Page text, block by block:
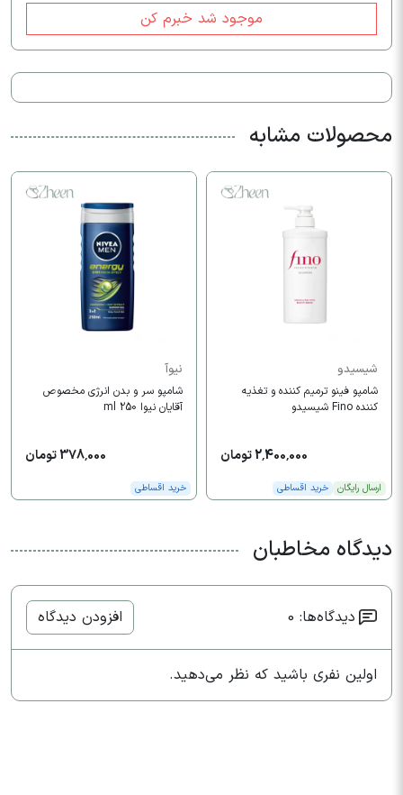
موجود شد خبرم کن
محصولات مشابه
شیسیدو
شامپو فینو ترمیم کننده و تغذیه
کننده Fino شیسیدو
2,400,000 تومان
ارسال رایگان خرید اقساطی
نیوآ
شامپو سر و بدن انرژی مخصوص
آقایان نیوا 250 ml
378,000 تومان
خرید اقساطی
دیدگاه مخاطبان
دیدگاه‌ها: 0 افزودن دیدگاه
اولین نفری باشید که نظر می‌دهید.